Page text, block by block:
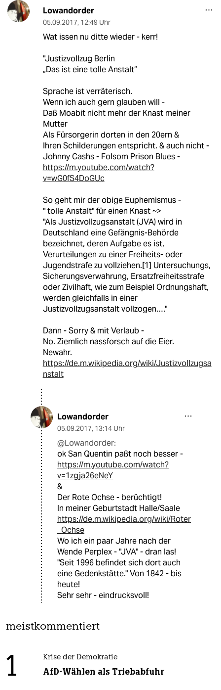
Lowandorder
05.09.2017, 12:49 Uhr
Wat issen nu ditte wieder - kerr!
"Justizvollzug Berlin
„Das ist eine tolle Anstalt“
Sprache ist verräterisch.
Wenn ich auch gern glauben will -
Daß Moabit nicht mehr der Knast meiner
Mutter
Als Fürsorgerin dorten in den 20ern &
Ihren Schilderungen entspricht. & auch nicht -
Johnny Cashs - Folsom Prison Blues -
https://m.youtube.com/watch?
v=wG0fS4DoGUc
So geht mir der obige Euphemismus -
" tolle Anstalt" für einen Knast ~>
"Als Justizvollzugsanstalt (JVA) wird in
Deutschland eine Gefängnis-Behörde
bezeichnet, deren Aufgabe es ist,
Verurteilungen zu einer Freiheits- oder
Jugendstrafe zu vollziehen.[1] Untersuchungs,
Sicherungsverwahrung, Ersatzfreiheitsstrafe
oder Zivilhaft, wie zum Beispiel Ordnungshaft,
werden gleichfalls in einer
Justizvollzugsanstalt vollzogen.…"
Dann - Sorry & mit Verlaub -
No. Ziemlich nassforsch auf die Eier.
Newahr.
https://de.m.wikipedia.org/wiki/Justizvollzugsa
nstalt
Lowandorder
05.09.2017, 13:14 Uhr
@Lowandorder:
ok San Quentin paßt noch besser -
https://m.youtube.com/watch?
v=1zgja26eNeY
&
Der Rote Ochse - berüchtigt!
In meiner Geburtstadt Halle/Saale
https://de.m.wikipedia.org/wiki/Roter
_Ochse
Wo ich ein paar Jahre nach der
Wende Perplex - "JVA" - dran las!
"Seit 1996 befindet sich dort auch
eine Gedenkstätte." Von 1842 - bis
heute!
Sehr sehr - eindrucksvoll!
meistkommentiert
1 Krise der Demokratie
AfD-Wählen als Triebabfuhr